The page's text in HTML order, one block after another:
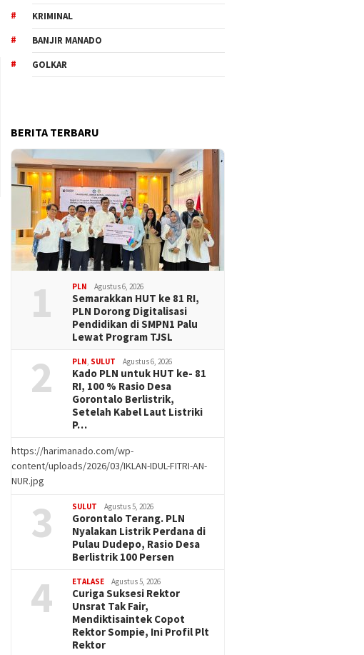
KRIMINAL
BANJIR MANADO
GOLKAR
BERITA TERBARU
1 PLN Agustus 6, 2026
Semarakkan HUT ke 81 RI,
PLN Dorong Digitalisasi
Pendidikan di SMPN1 Palu
Lewat Program TJSL
2 PLN SULUT Agustus 6, 2026
Kado PLN untuk HUT ke- 81
RI, 100 % Rasio Desa
Gorontalo Berlistrik,
Setelah Kabel Laut Listriki
P…
https://harimanado.com/wp-
content/uploads/2026/03/IKLAN-IDUL-FITRI-AN-
NUR.jpg
3 SULUT Agustus 5, 2026
Gorontalo Terang. PLN
Nyalakan Listrik Perdana di
Pulau Dudepo, Rasio Desa
Berlistrik 100 Persen
4 ETALASE Agustus 5, 2026
Curiga Suksesi Rektor
Unsrat Tak Fair,
Mendiktisaintek Copot
Rektor Sompie, Ini Profil Plt
Rektor